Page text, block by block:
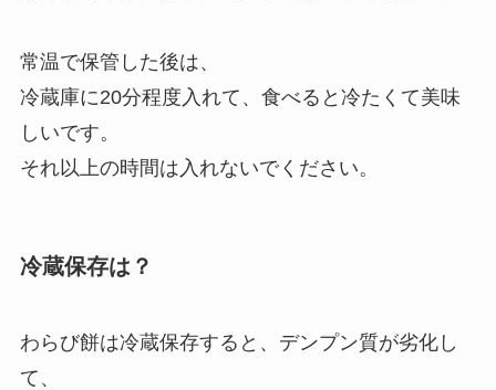
常温で保管した後は、
冷蔵庫に20分程度入れて、食べると冷たくて美味
しいです。
それ以上の時間は入れないでください。
冷蔵保存は？
わらび餅は冷蔵保存すると、デンプン質が劣化し
て、